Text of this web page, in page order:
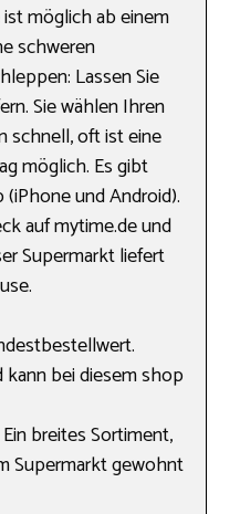
möglich ab einem
schweren
Lassen Sie
Sie wählen Ihren
schnell, oft ist eine
möglich. Es gibt
und Android).
auf mytime.de und
Supermarkt liefert
bei diesem shop
breites Sortiment,
Supermarkt gewohnt